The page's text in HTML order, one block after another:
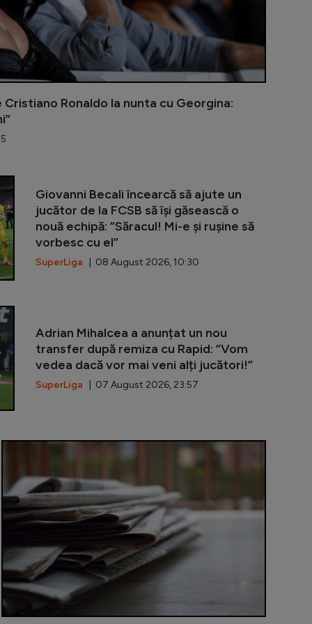
Ronaldo la nunta cu Georgina:
Giovanni Becali încearcă să ajute un
jucător de la FCSB să își găsească o
nouă echipă: ”Săracul! Mi-e și rușine să
vorbesc cu el”
SuperLiga | 08 August 2026, 10:30
Adrian Mihalcea a anunțat un nou
transfer după remiza cu Rapid: ”Vom
vedea dacă vor mai veni alți jucători!”
SuperLiga | 07 August 2026, 23:57
3 digitalizează relația cu contribuabilii: portal online